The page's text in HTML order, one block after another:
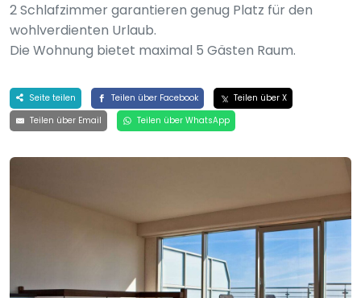
2 Schlafzimmer garantieren genug Platz für den
wohlverdienten Urlaub.
Die Wohnung bietet maximal 5 Gästen Raum.
Seite teilen Teilen über Facebook
Teilen über X
Teilen über Email
Teilen über WhatsApp